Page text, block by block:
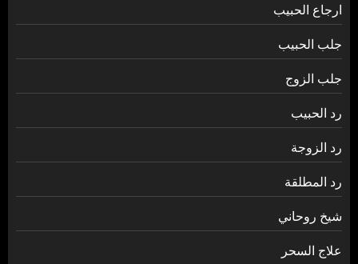
ارجاع الحبيب
جلب الحبيب
جلب الزوج
رد الحبيب
رد الزوجة
رد المطلقة
شيخ روحاني
علاج السحر